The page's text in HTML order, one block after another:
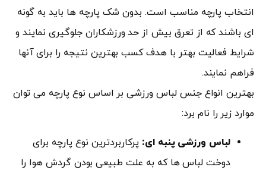
انتخاب پارچه مناسب است. بدون شک پارچه ها باید به گونه
ای باشند که از تعرق بیش از حد ورزشکاران جلوگیری نمایند و
شرایط فعالیت بهتر با هدف کسب بهترین نتیجه را برای آنها
فراهم نمایند.
بهترین انواع جنس لباس ورزشی بر اساس نوع پارچه می توان
موارد زیر را نام برد:
لباس ورزشی پنبه ای: پرکاربردترین نوع پارچه برای
دوخت لباس ها که به علت طبیعی بودن گردش هوا را